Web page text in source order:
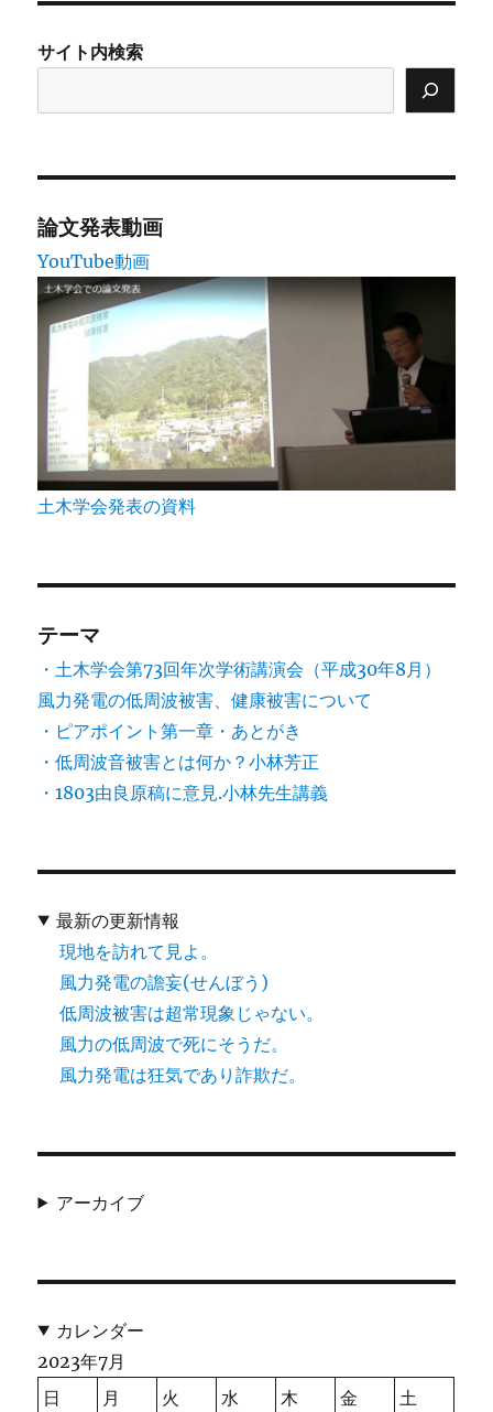
サイト内検索
論文発表動画
YouTube動画
土木学会発表の資料
テーマ
・土木学会第73回年次学術講演会（平成30年8月）
風力発電の低周波被害、健康被害について
・ピアポイント第一章・あとがき
・低周波音被害とは何か？小林芳正
・1803由良原稿に意見.小林先生講義
最新の更新情報
現地を訪れて見よ。
風力発電の譫妄(せんぼう)
低周波被害は超常現象じゃない。
風力の低周波で死にそうだ。
風力発電は狂気であり詐欺だ。
アーカイブ
カレンダー
2023年7月
日
月 火 水 木 金
土